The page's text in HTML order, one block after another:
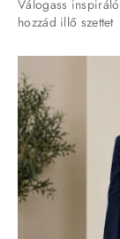
Válogass
hozzád illő szettet